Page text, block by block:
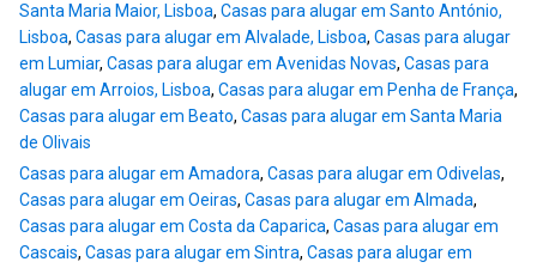
Santa Maria Maior, Lisboa, Casas para alugar em Santo António,
Lisboa, Casas para alugar em Alvalade, Lisboa, Casas para alugar
em Lumiar, Casas para alugar em Avenidas Novas, Casas para
alugar em Arroios, Lisboa, Casas para alugar em Penha de França,
Casas para alugar em Beato, Casas para alugar em Santa Maria
de Olivais
Casas para alugar em Amadora, Casas para alugar em Odivelas,
Casas para alugar em Oeiras, Casas para alugar em Almada,
Casas para alugar em Costa da Caparica, Casas para alugar em
Cascais, Casas para alugar em Sintra, Casas para alugar em